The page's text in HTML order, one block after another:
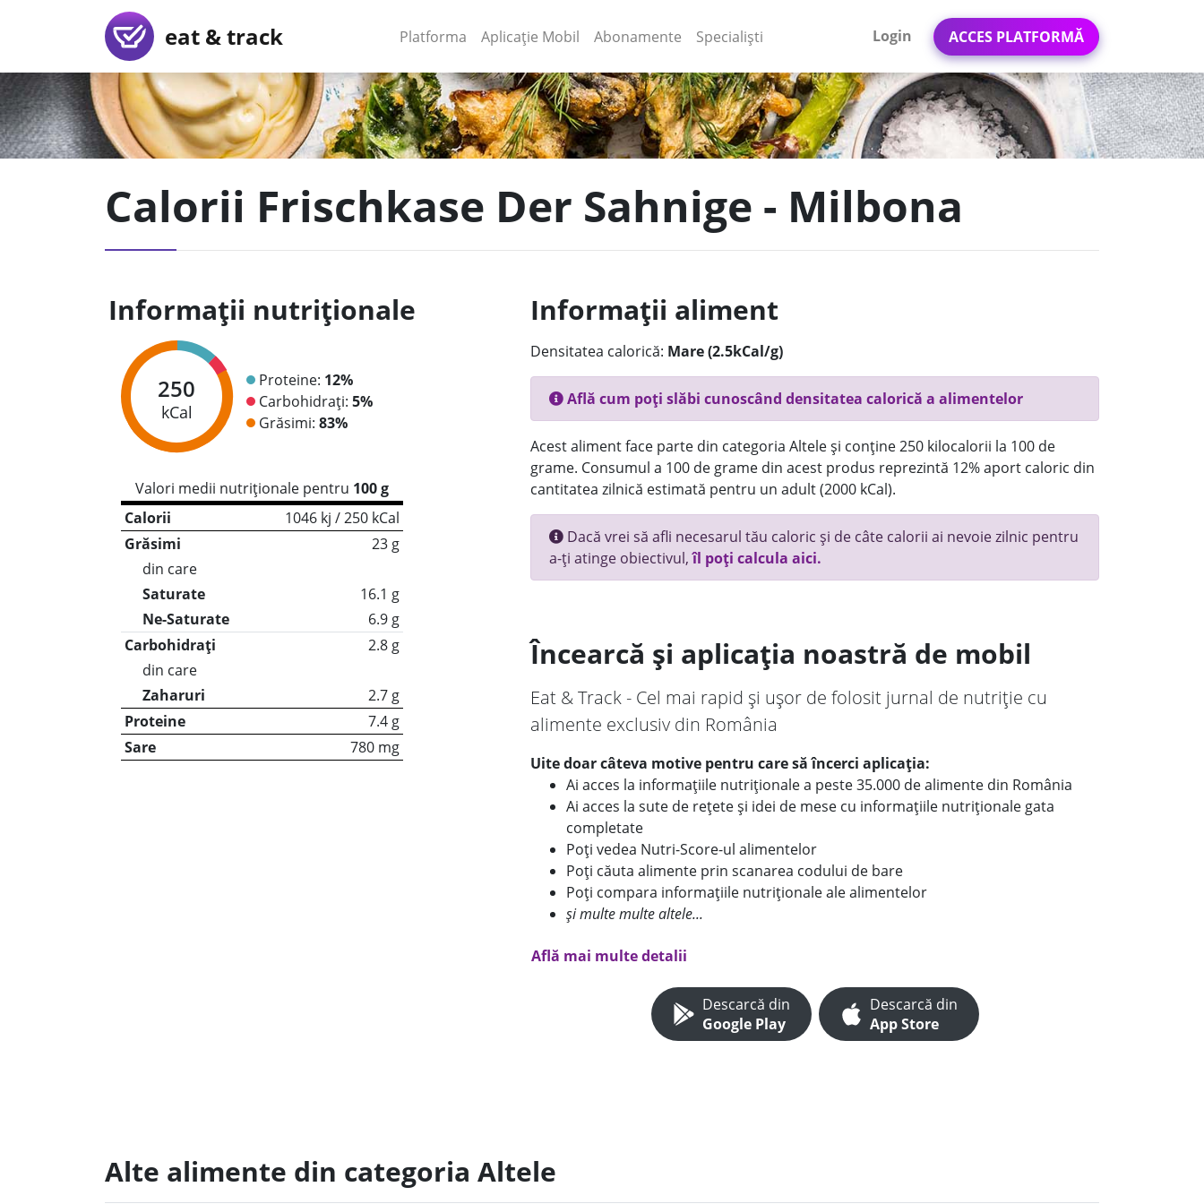
eat & track Platforma (current)
Aplicație Mobil (current)
Abonamente Specialiști Login ACCES PLATFORMĂ
Calorii Frischkase Der Sahnige - Milbona
Informații nutriționale
250
kCal
Proteine: 12%
Carbohidrați: 5%
Grăsimi: 83%
Valori medii nutriționale pentru 100 g
Calorii
1046 kj / 250 kCal
Grăsimi
23 g
din care
Saturate
16.1 g
Ne-Saturate
6.9 g
Carbohidrați
2.8 g
din care
Zaharuri
2.7 g
Proteine
7.4 g
Sare
780 mg
Informații aliment
Densitatea calorică: Mare (2.5kCal/g)
Află cum poți slăbi cunoscând densitatea calorică a alimentelor
Acest aliment face parte din categoria Altele și conține 250 kilocalorii la 100 de
grame. Consumul a 100 de grame din acest produs reprezintă 12% aport caloric din
cantitatea zilnică estimată pentru un adult (2000 kCal).
Dacă vrei să afli necesarul tău caloric și de câte calorii ai nevoie zilnic pentru
a-ți atinge obiectivul,îl poți calcula aici.
Încearcă și aplicația noastră de mobil
Eat & Track - Cel mai rapid și ușor de folosit jurnal de nutriție cu
alimente exclusiv din România
Uite doar câteva motive pentru care să încerci aplicația:
Ai acces la informațiile nutriționale a peste 35.000 de alimente din România
Ai acces la sute de rețete și idei de mese cu informațiile nutriționale gata
completate
Poți vedea Nutri-Score-ul alimentelor
Poți căuta alimente prin scanarea codului de bare
Poți compara informațiile nutriționale ale alimentelor
și multe multe altele...
Află mai multe detalii
Descarcă din
Google Play
Descarcă din
App Store
Alte alimente din categoria Altele